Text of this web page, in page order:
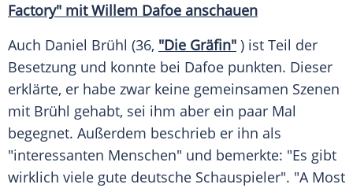
Factory" mitWillem Dafoe anschauen
Auch Daniel Brühl (36, "Die Gräfin" ) ist Teil der
Besetzung und konnte bei Dafoe punkten. Dieser
erklärte, er habe zwar keine gemeinsamen Szenen
mit Brühl gehabt, sei ihm aber ein paar Mal
begegnet. Außerdem beschrieb er ihn als
"interessanten Menschen" und bemerkte: "Es gibt
wirklich viele gute deutsche Schauspieler". "A Most